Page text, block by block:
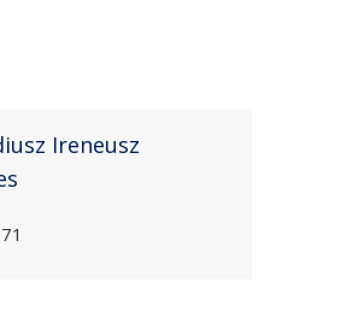
Ireneusz